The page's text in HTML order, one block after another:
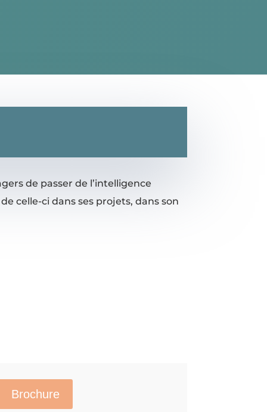
de passer de l’intelligence
celle-ci dans ses projets, dans son
Brochure